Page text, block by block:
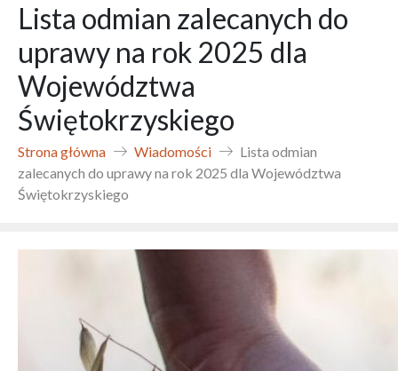
Lista odmian zalecanych do
uprawy na rok 2025 dla
Województwa
Świętokrzyskiego
Strona główna Wiadomości
Lista odmian
zalecanych do uprawy na rok 2025 dla Województwa
Świętokrzyskiego